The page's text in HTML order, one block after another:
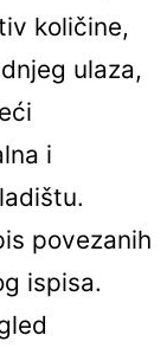
količine,
ulaza,
i
povezanih
ispisa.